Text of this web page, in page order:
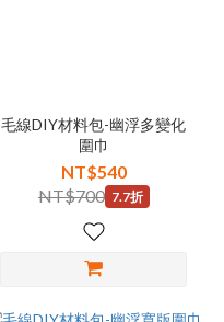
毛線DIY材料包-幽浮多變化
圍巾
NT$540
NT$700 7.7折